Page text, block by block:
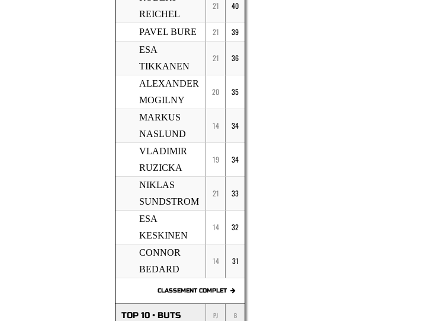
REICHEL
21 40
PAVEL BURE 21
39
ESA
TIKKANEN
21 36
ALEXANDER
MOGILNY
20 35
MARKUS
NASLUND
14 34
VLADIMIR
RUZICKA
19 34
NIKLAS
SUNDSTROM
21 33
ESA
KESKINEN
14 32
CONNOR
BEDARD
14 31
CLASSEMENT COMPLET
TOP 10 • BUTS PJ B